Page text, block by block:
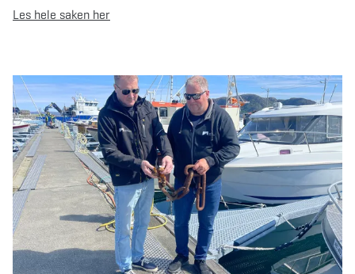
Les hele saken her